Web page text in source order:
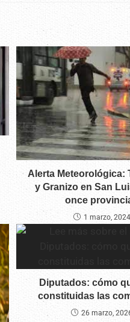
Alerta Meteorológica:
y Granizo en San
once
1 marzo, 2024
Diputados: cómo
constituidas las
26 marzo,